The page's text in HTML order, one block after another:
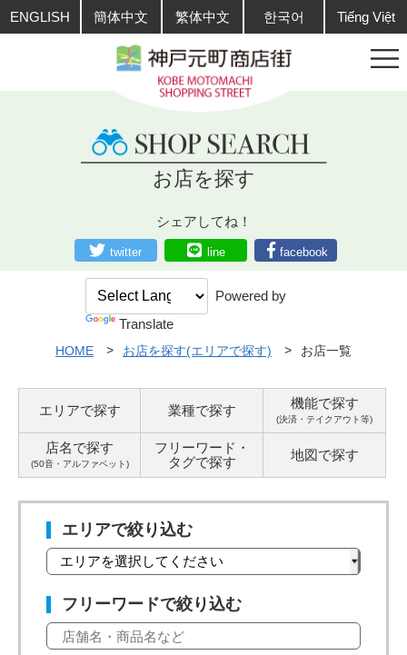
ENGLISH 簡体中文 繁体中文 한국어 Tiếng Việt
お店を探す
シェアしてね！
twitter line facebook
Powered by
Translate
HOME お店を探す(エリアで探す) お店一覧
エリアで探す 業種で探す 機能で探す
(決済・テイクアウト等)
店名で探す
(50音・アルファベット)
フリーワード・
タグで探す 地図で探す
エリアで絞り込む
フリーワードで絞り込む